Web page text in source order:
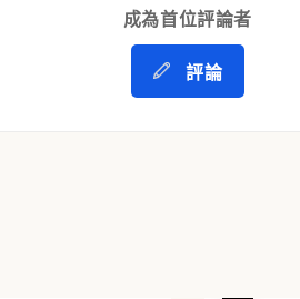
成為首位評論者
評論